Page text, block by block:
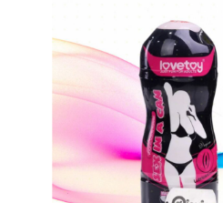
Thông tin chi tiết